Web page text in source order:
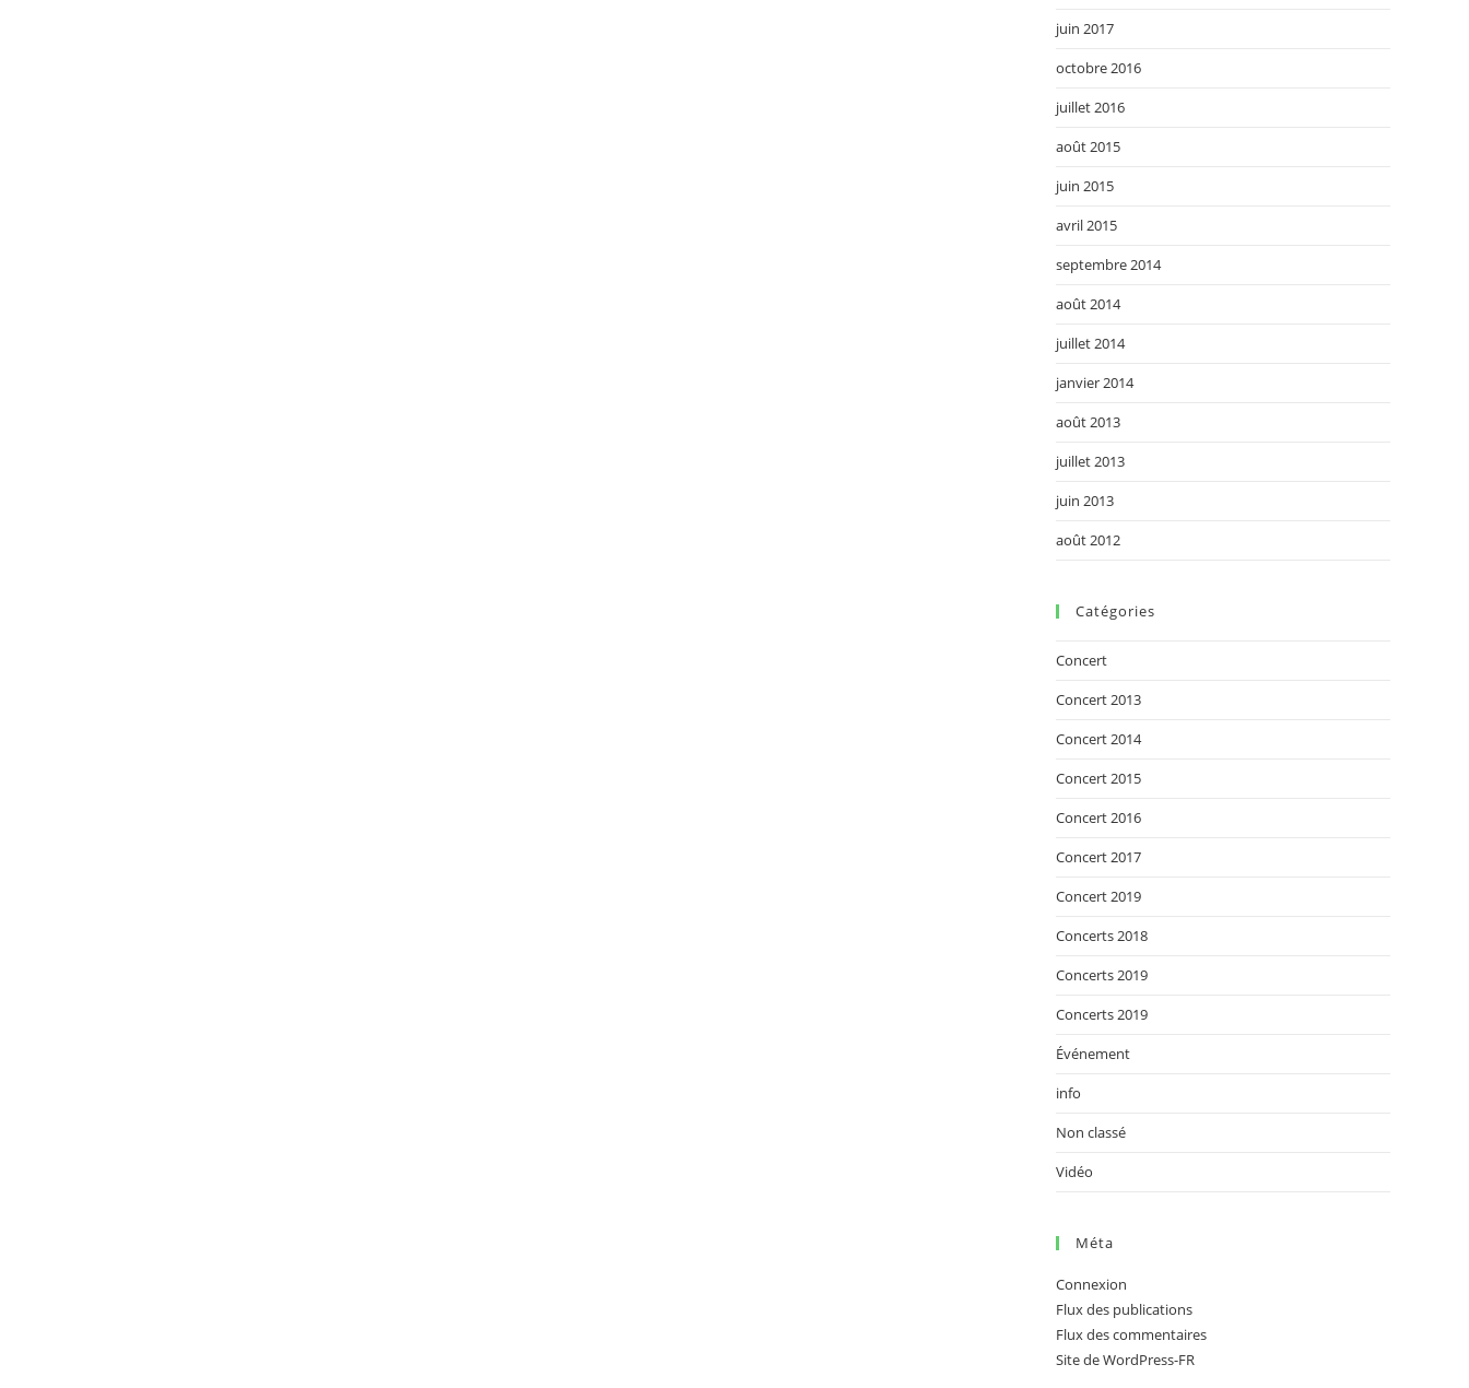
juin 2017
octobre 2016
juillet 2016
août 2015
juin 2015
avril 2015
septembre 2014
août 2014
juillet 2014
janvier 2014
août 2013
juillet 2013
juin 2013
août 2012
Catégories
Concert
Concert 2013
Concert 2014
Concert 2015
Concert 2016
Concert 2017
Concert 2019
Concerts 2018
Concerts 2019
Concerts 2019
Événement
info
Non classé
Vidéo
Méta
Connexion
Flux des publications
Flux des commentaires
Site de WordPress-FR